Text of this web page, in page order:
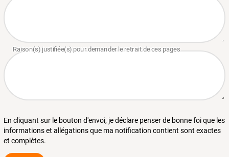
En cliquant sur le bouton d'envoi, je déclare penser de bonne foi que les
informations et allégations que ma notification contient sont exactes
et complètes.